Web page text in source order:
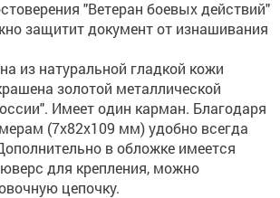
"Ветеран боевых действий"
защитит документ от изнашивания
из натуральной гладкой кожи
золотой металлической
Имеет один карман. Благодаря
(7х82х109 мм) удобно всегда
в обложке имеется
для крепления, можно
цепочку.